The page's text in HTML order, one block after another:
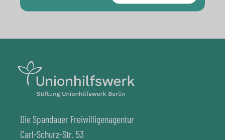
Die Spandauer Freiwilligenagentur
Carl-Schurz-Str. 53